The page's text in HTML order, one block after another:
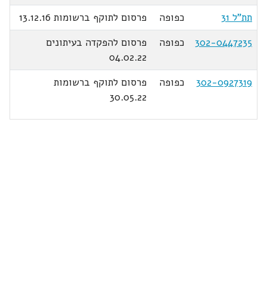
תת"ל 31
כפופה
פרסום לתוקף ברשומות 13.12.16
302-0447235
כפופה
פרסום להפקדה בעיתונים
04.02.22
302-0927319
כפופה
פרסום לתוקף ברשומות
30.05.22